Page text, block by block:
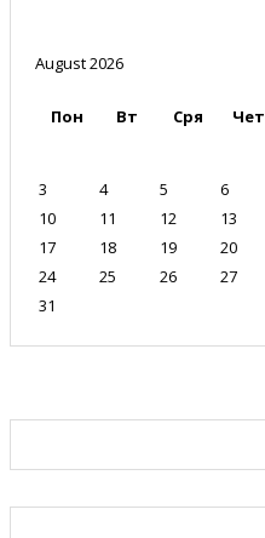
August 2026
Пон Вт Сря Чет
3
4 5 6
10
11 12 13
17
18 19 20
24
25 26 27
31